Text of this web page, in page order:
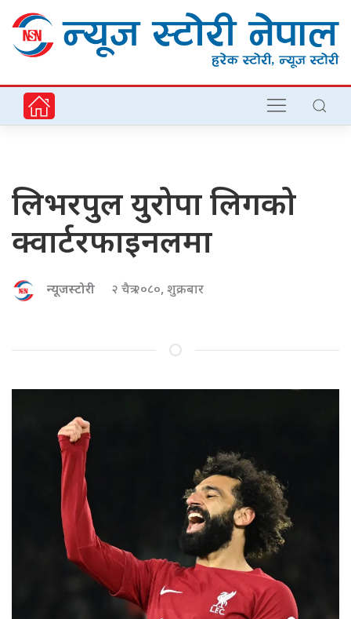
लिभरपुल युरोपा लिगको
क्वार्टरफाइनलमा
न्यूजस्टोरी २ चैत्र २०८०, शुक्रबार